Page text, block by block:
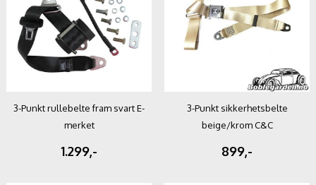
3-Punkt rullebelte fram svart E-
merket
1.299,-
3-Punkt sikkerhetsbelte
beige/krom C&C
899,-